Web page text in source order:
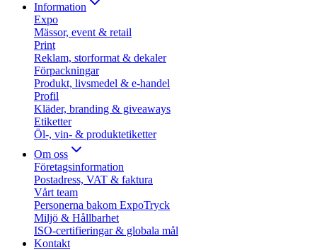
Information
Expo
Mässor, event & retail
Print
Reklam, storformat & dekaler
Förpackningar
Produkt, livsmedel & e-handel
Profil
Kläder, branding & giveaways
Etiketter
Öl-, vin- & produktetiketter
Om oss
Företagsinformation
Postadress, VAT & faktura
Vårt team
Personerna bakom ExpoTryck
Miljö & Hållbarhet
ISO-certifieringar & globala mål
Kontakt